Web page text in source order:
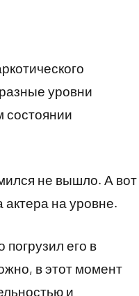
уровни
состоянии
не вышло. А вот
на уровне.
его в
в этот момент
и